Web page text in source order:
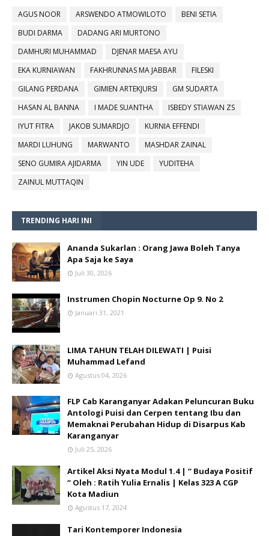
AGUS NOOR ARSWENDO ATMOWILOTO
BENI SETIA
BUDI DARMA
DADANG ARI MURTONO
DAMHURI MUHAMMAD
DJENAR MAESA AYU
EKA KURNIAWAN
FAKHRUNNAS MA JABBAR
FILESKI
GILANG PERDANA
GIMIEN ARTEKJURSI
GM SUDARTA
HASAN AL BANNA
I MADE SUANTHA
ISBEDY STIAWAN ZS
IYUT FITRA
JAKOB SUMARDJO
KURNIA EFFENDI
MARDI LUHUNG
MARWANTO
MASHDAR ZAINAL
SENO GUMIRA AJIDARMA
YIN UDE
YUDITEHA
ZAINUL MUTTAQIN
TRENDING HARI INI
Ananda Sukarlan : Orang Jawa Boleh Tanya
Apa Saja ke Saya
Juli 30, 2026
Instrumen Chopin Nocturne Op 9. No 2
Januari 31, 2021
LIMA TAHUN TELAH DILEWATI | Puisi
Muhammad Lefand
Agustus 04, 2026
FLP Cab Karanganyar Adakan Peluncuran Buku
Antologi Puisi dan Cerpen tentang Ibu dan
Memaknai Perubahan Hidup di Disarpus Kab
Karanganyar
Juli 25, 2026
Artikel Aksi Nyata Modul 1.4 | “ Budaya Positif
“ Oleh : Ratih Yulia Ernalis | Kelas 323 A CGP
Kota Madiun
Agustus 17, 2024
Tari Kontemporer Indonesia